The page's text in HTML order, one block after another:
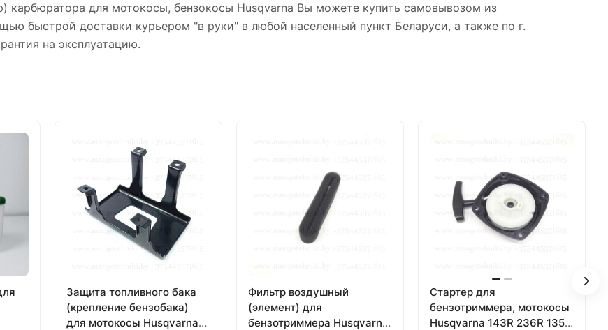
карбюратора для мотокосы, бензокосы Husqvarna Вы можете купить самовывозом из
быстрой доставки курьером "в руки" в любой населенный пункт Беларуси, а также по г.
на эксплуатацию.
Защита топливного бака
(крепление бензобака)
для мотокосы Husqvarna
Фильтр воздушный
(элемент) для
бензотриммера Husqvarna
Стартер для
бензотриммера, мотокосы
Husqvarna 143R 236R 135R